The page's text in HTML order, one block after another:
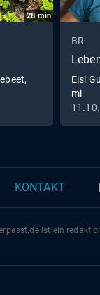
28min
BR
Eisi
mi
KONTAKT
deist ein